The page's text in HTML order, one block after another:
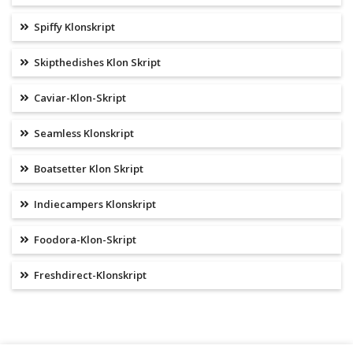
Spiffy Klonskript
Skipthedishes Klon Skript
Caviar-Klon-Skript
Seamless Klonskript
Boatsetter Klon Skript
Indiecampers Klonskript
Foodora-Klon-Skript
Freshdirect-Klonskript